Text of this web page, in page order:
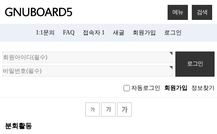
메뉴 검색
1:1문의 FAQ 접속자 1 새글 회원가입 로그인
회
원
로
자동로그인 회원가입 정보찾기
분회활동